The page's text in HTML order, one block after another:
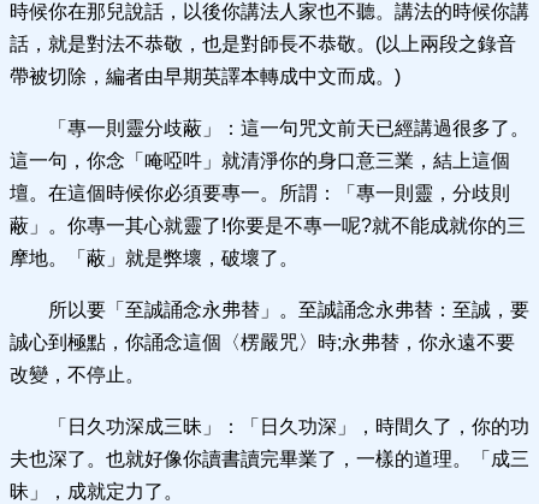
時候你在那兒說話，以後你講法人家也不聽。講法的時候你講
話，就是對法不恭敬，也是對師長不恭敬。(以上兩段之錄音
帶被切除，編者由早期英譯本轉成中文而成。)
「專一則靈分歧蔽」：這一句咒文前天已經講過很多了。
這一句，你念「唵啞吽」就清淨你的身口意三業，結上這個
壇。在這個時候你必須要專一。所謂：「專一則靈，分歧則
蔽」。你專一其心就靈了!你要是不專一呢?就不能成就你的三
摩地。「蔽」就是弊壞，破壞了。
所以要「至誠誦念永弗替」。至誠誦念永弗替：至誠，要
誠心到極點，你誦念這個〈楞嚴咒〉時;永弗替，你永遠不要
改變，不停止。
「日久功深成三昧」：「日久功深」，時間久了，你的功
夫也深了。也就好像你讀書讀完畢業了，一樣的道理。「成三
昧」，成就定力了。